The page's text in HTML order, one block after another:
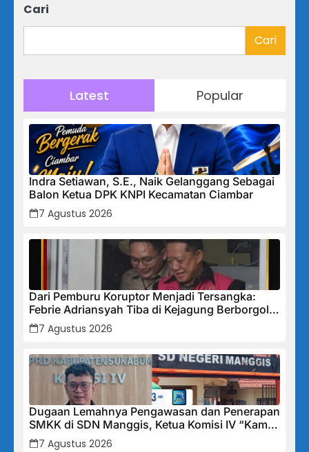
Cari
Cari
Latest Popular
Indra Setiawan, S.E., Naik Gelanggang Sebagai
Balon Ketua DPK KNPI Kecamatan Ciambar
7 Agustus 2026
Dari Pemburu Koruptor Menjadi Tersangka:
Febrie Adriansyah Tiba di Kejagung Berborgol,
Bawa Map Biru dan Senyum Penuh Teka-teki
7 Agustus 2026
Dugaan Lemahnya Pengawasan dan Penerapan
SMKK di SDN Manggis, Ketua Komisi IV “Kami
Tidak Akan Segan Menindak”
7 Agustus 2026